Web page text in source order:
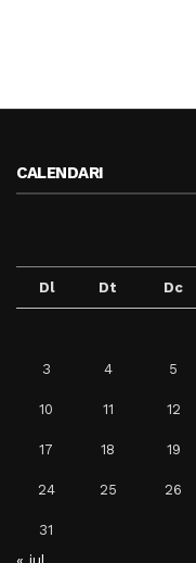
CALENDARI
Dl Dt Dc
3 4 5
10 11 12
17 18 19
24 25 26
31
« jul.